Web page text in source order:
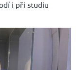
i při studiu